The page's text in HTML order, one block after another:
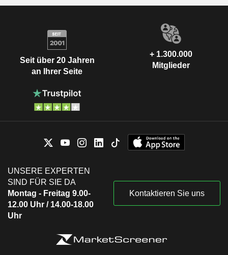
Seit über 20 Jahren
an Ihrer Seite
+ 1.300.000
Mitglieder
UNSERE EXPERTEN
SIND FÜR SIE DA
Montag - Freitag 9.00-
12.00 Uhr / 14.00-18.00
Uhr
Kontaktieren Sie uns